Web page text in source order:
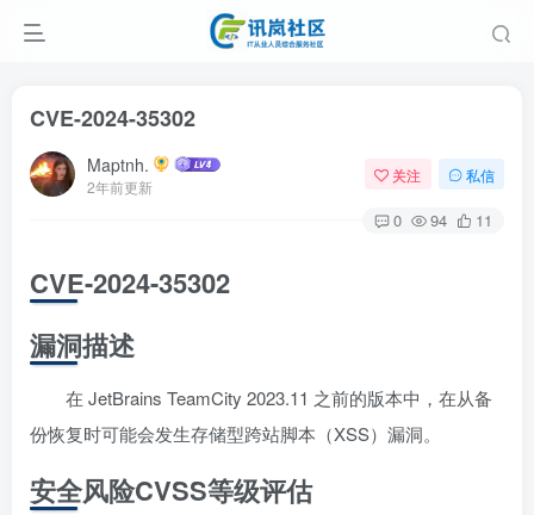
CVE-2024-35302
Maptnh.
2年前更新
关注 私信
0 94 11
CVE-2024-35302
漏洞描述
在 JetBrains TeamCity 2023.11 之前的版本中，在从备
份恢复时可能会发生存储型跨站脚本（XSS）漏洞。
安全风险CVSS等级评估